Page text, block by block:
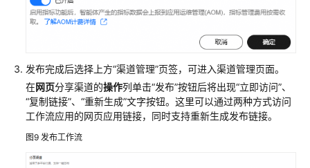
发布完成后选择上方“渠道管理”页签，可进入渠道管理页面。
在网页分享渠道的操作列单击“发布”按钮后将出现“立即访问”、
“复制链接”、 “重新生成”文字按钮。这里可以通过两种方式访问
工作流应用的网页应用链接，同时支持重新生成发布链接。
图9 发布工作流